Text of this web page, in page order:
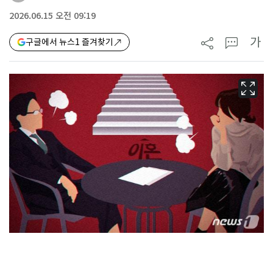
2026.06.15 오전 09:19
구글에서 뉴스1 즐겨찾기 가